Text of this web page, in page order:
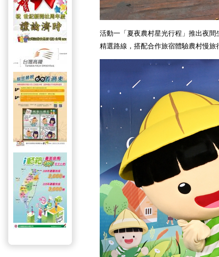
活動一「夏夜農村星光行程」推出夜
精選路線，搭配合作旅宿體驗農村慢旅